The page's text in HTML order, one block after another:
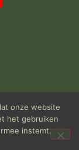
onze website
het gebruiken
instemt.